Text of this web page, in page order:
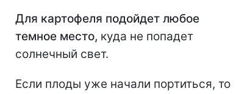
Для картофеля подойдет любое
темное место, куда не попадет
солнечный свет.
Если плоды уже начали портиться, то